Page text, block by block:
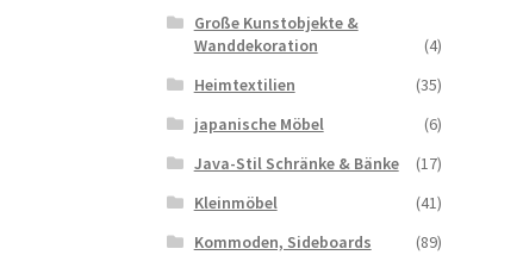
Große Kunstobjekte &
Wanddekoration
(4)
Heimtextilien
(35)
japanische Möbel
(6)
Java-Stil Schränke & Bänke
(17)
Kleinmöbel
(41)
Kommoden, Sideboards
(89)